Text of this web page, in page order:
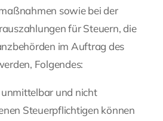
sowie bei der
für Steuern, die
im Auftrag des
Folgendes:
und nicht
Steuerpflichtigen können